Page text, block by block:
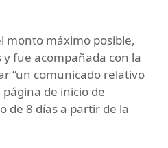
monto máximo posible,
y fue acompañada con la
“un comunicado relativo
de inicio de
de 8 días a partir de la